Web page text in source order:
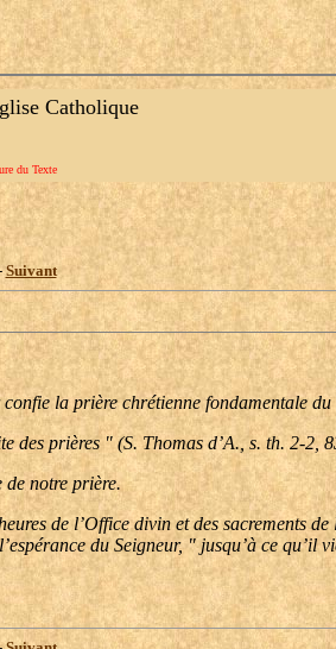
Catholique
du Texte
Suivant
la prière chrétienne fondamentale
prières " (S. Thomas d’A., s. th. 2-2,
notre prière.
de l’Office divin et des sacrements
du Seigneur, " jusqu’à ce qu’il